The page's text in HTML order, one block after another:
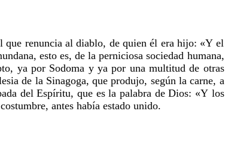
que renuncia al diablo, de quien él era hijo: «Y el
esto es, de la perniciosa sociedad humana,
ya por Sodoma y ya por una multitud de otras
de la Sinagoga, que produjo, según la carne, a
del Espíritu, que es la palabra de Dios: «Y los
antes había estado unido.